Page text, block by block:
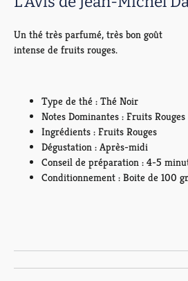
Un thé très parfumé, très bon goût
intense de fruits rouges.
Type de thé : Thé Noir
Notes Dominantes : Fruits Rouges
Ingrédients : Fruits Rouges
Dégustation : Après-midi
Conseil de préparation : 4-5
Conditionnement : Boite de 100